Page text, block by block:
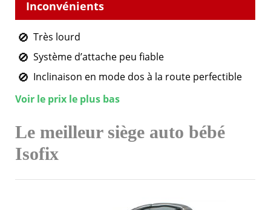
Très lourd
Système d’attache peu fiable
Inclinaison en mode dos à la route perfectible
Voir le prix le plus bas
Le meilleur siège auto bébé
Isofix